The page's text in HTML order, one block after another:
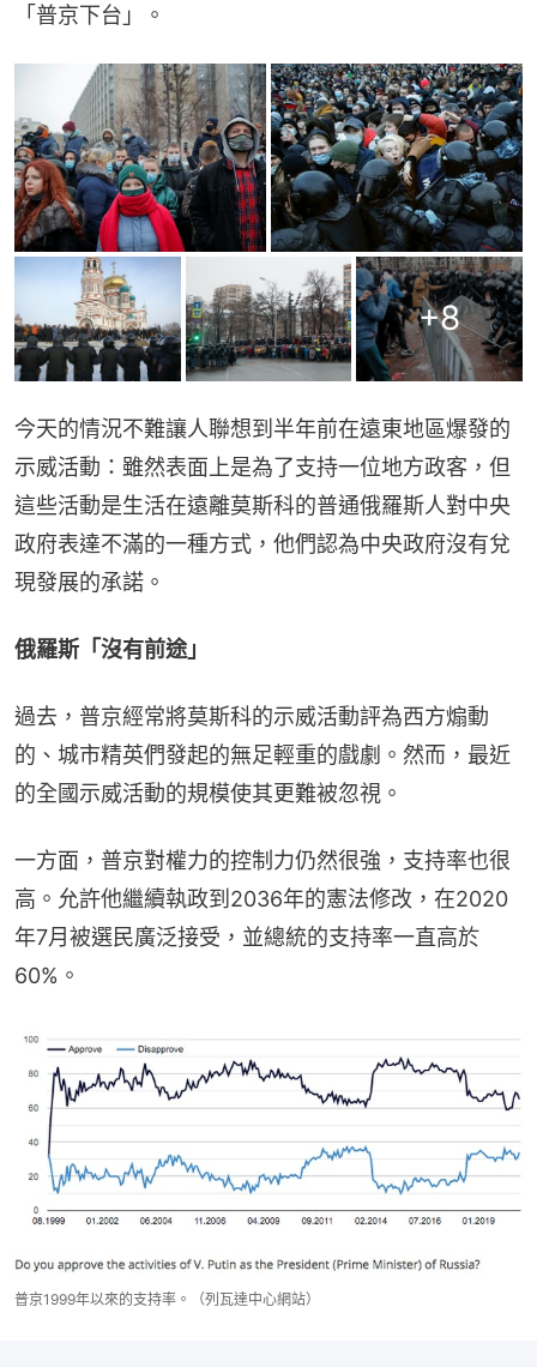
「普京下台」。
+8
今天的情況不難讓人聯想到半年前在遠東地區爆發的
示威活動：雖然表面上是為了支持一位地方政客，但
這些活動是生活在遠離莫斯科的普通俄羅斯人對中央
政府表達不滿的一種方式，他們認為中央政府沒有兌
現發展的承諾。
俄羅斯「沒有前途」
過去，普京經常將莫斯科的示威活動評為西方煽動
的、城市精英們發起的無足輕重的戲劇。然而，最近
的全國示威活動的規模使其更難被忽視。
一方面，普京對權力的控制力仍然很強，支持率也很
高。允許他繼續執政到2036年的憲法修改，在2020
年7月被選民廣泛接受，並總統的支持率一直高於
60%。
普京1999年以來的支持率。（列瓦達中心網站）